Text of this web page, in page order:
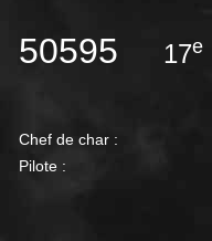
50595 17e
Chef de char :
Pilote :